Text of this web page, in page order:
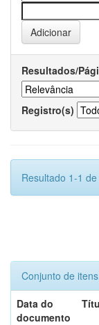
Resultados/
Registro(s)
Resultado 1-1 de
Conjunto de
Data do
documento